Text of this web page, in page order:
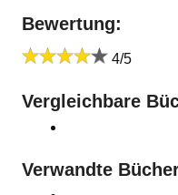
Bewertung:
4/5
Vergleichbare
Verwandte